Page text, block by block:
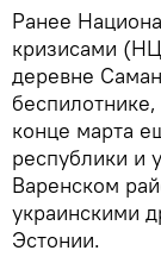
Ранее
кризисами
деревне
конце марта
республики и
Варенском
украинскими
Эстонии.